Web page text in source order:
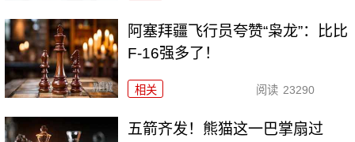
阿塞拜疆飞行员夸赞“枭龙”：比比
F-16强多了！
相关 阅读 23290
五箭齐发！熊猫这一巴掌扇过